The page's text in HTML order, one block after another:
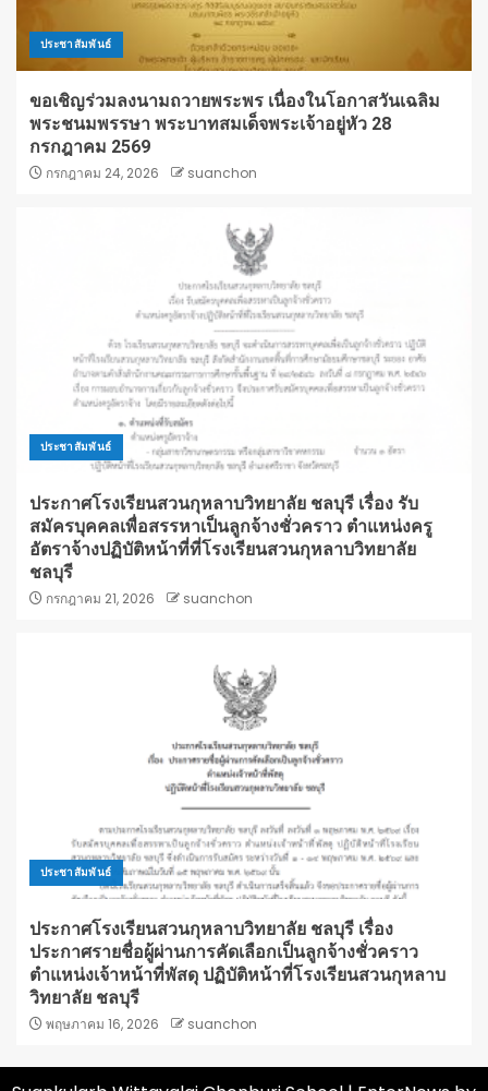
ประชาสัมพันธ์
ขอเชิญร่วมลงนามถวายพระพร เนื่องในโอกาสวันเฉลิม
พระชนมพรรษา พระบาทสมเด็จพระเจ้าอยู่หัว 28
กรกฎาคม 2569
กรกฎาคม 24, 2026 suanchon
ประชาสัมพันธ์
ประกาศโรงเรียนสวนกุหลาบวิทยาลัย ชลบุรี เรื่อง รับ
สมัครบุคคลเพื่อสรรหาเป็นลูกจ้างชั่วคราว ตำแหน่งครู
อัตราจ้างปฏิบัติหน้าที่ที่โรงเรียนสวนกุหลาบวิทยาลัย
ชลบุรี
กรกฎาคม 21, 2026 suanchon
ประชาสัมพันธ์
ประกาศโรงเรียนสวนกุหลาบวิทยาลัย ชลบุรี เรื่อง
ประกาศรายชื่อผู้ผ่านการคัดเลือกเป็นลูกจ้างชั่วคราว
ตำแหน่งเจ้าหน้าที่พัสดุ ปฏิบัติหน้าที่โรงเรียนสวนกุหลาบ
วิทยาลัย ชลบุรี
พฤษภาคม 16, 2026 suanchon